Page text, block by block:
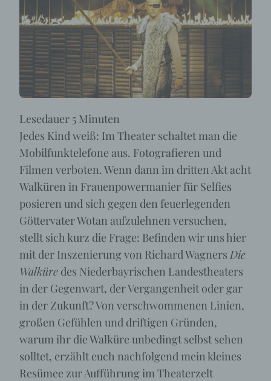
Lesedauer 5 Minuten
Jedes Kind weiß: Im Theater schaltet man die
Mobilfunktelefone aus. Fotografieren und
Filmen verboten. Wenn dann im dritten Akt acht
Walküren in Frauenpowermanier für Selfies
posieren und sich gegen den feuerlegenden
Göttervater Wotan aufzulehnen versuchen,
stellt sich kurz die Frage: Befinden wir uns hier
mit der Inszenierung von Richard Wagners Die
Walküre des Niederbayrischen Landestheaters
in der Gegenwart, der Vergangenheit oder gar
in der Zukunft? Von verschwommenen Linien,
großen Gefühlen und driftigen Gründen,
warum ihr die Walküre unbedingt selbst sehen
solltet, erzählt euch nachfolgend mein kleines
Resümee zur Aufführung im Theaterzelt